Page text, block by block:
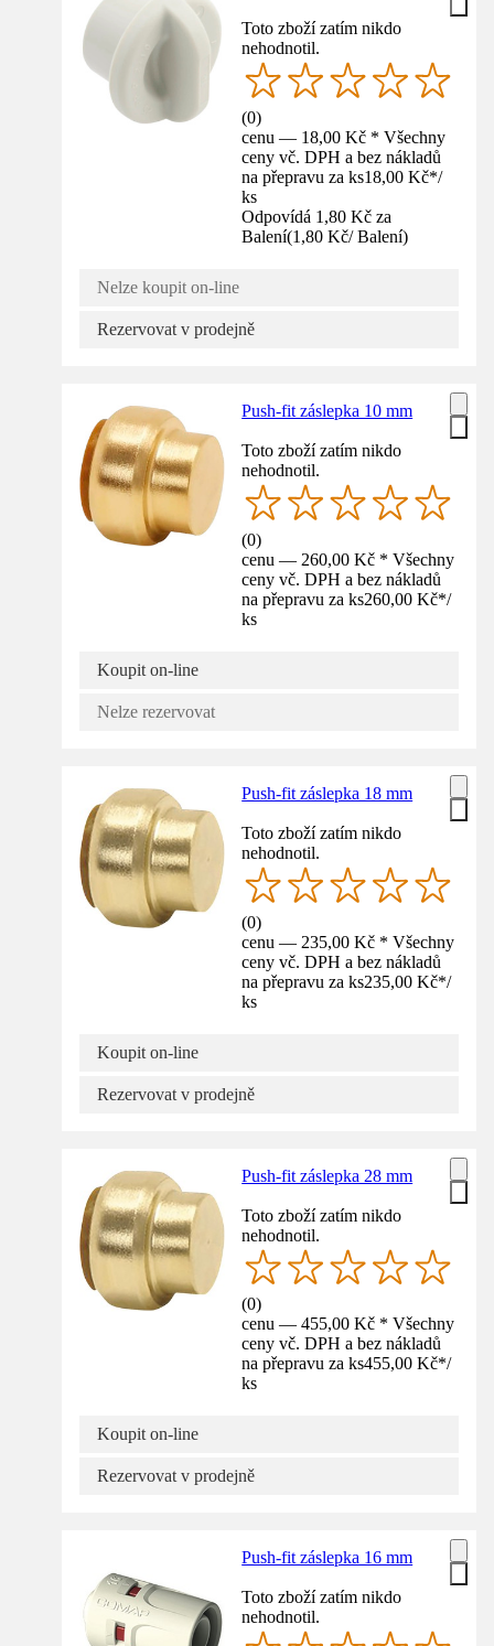
Toto zboží zatím nikdo
nehodnotil.
(0)
cenu — 18,00 Kč * Všechny
ceny vč. DPH a bez nákladů
na přepravu za ks18,00 Kč*/
ks
Odpovídá 1,80 Kč za
Balení(1,80 Kč/ Balení)
Nelze koupit on-line
Rezervovat v prodejně
Push-fit záslepka 10 mm
Toto zboží zatím nikdo
nehodnotil.
(0)
cenu — 260,00 Kč * Všechny
ceny vč. DPH a bez nákladů
na přepravu za ks260,00 Kč*/
ks
Koupit on-line
Nelze rezervovat
Push-fit záslepka 18 mm
Toto zboží zatím nikdo
nehodnotil.
(0)
cenu — 235,00 Kč * Všechny
ceny vč. DPH a bez nákladů
na přepravu za ks235,00 Kč*/
ks
Koupit on-line
Rezervovat v prodejně
Push-fit záslepka 28 mm
Toto zboží zatím nikdo
nehodnotil.
(0)
cenu — 455,00 Kč * Všechny
ceny vč. DPH a bez nákladů
na přepravu za ks455,00 Kč*/
ks
Koupit on-line
Rezervovat v prodejně
Push-fit záslepka 16 mm
Toto zboží zatím nikdo
nehodnotil.